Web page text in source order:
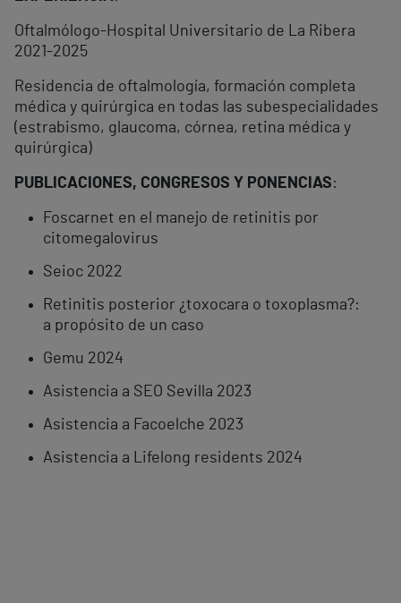
Oftalmólogo-Hospital Universitario de La Ribera
2021-2025
Residencia de oftalmología, formación completa
médica y quirúrgica en todas las subespecialidades
(estrabismo, glaucoma, córnea, retina médica y
quirúrgica)
PUBLICACIONES, CONGRESOS Y PONENCIAS:
Foscarnet en el manejo de retinitis por
citomegalovirus
Seioc 2022
Retinitis posterior ¿toxocara o toxoplasma?:
a propósito de un caso
Gemu 2024
Asistencia a SEO Sevilla 2023
Asistencia a Facoelche 2023
Asistencia a Lifelong residents 2024